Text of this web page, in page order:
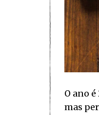
O ano
mas